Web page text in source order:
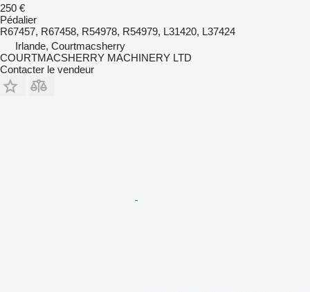
250 €
Pédalier
R67457, R67458, R54978, R54979, L31420, L37424
Irlande, Courtmacsherry
COURTMACSHERRY MACHINERY LTD
Contacter le vendeur